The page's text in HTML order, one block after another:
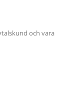
och vara